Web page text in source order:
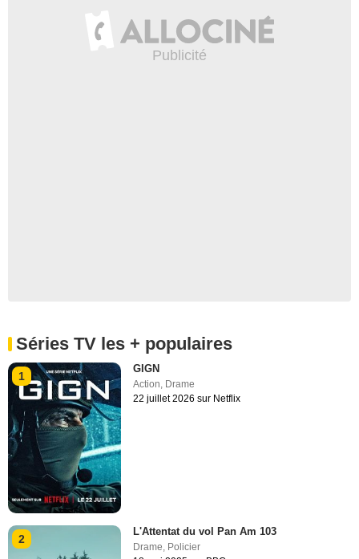
Séries TV les + populaires
1
GIGN
Action Drame
22 juillet 2026 sur Netflix
2
L'Attentat du vol Pan Am 103
Drame, Policier